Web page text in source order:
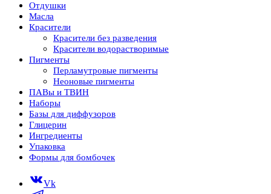
Отдушки
Масла
Красители
Красители без разведения
Красители водорастворимые
Пигменты
Перламутровые пигменты
Неоновые пигменты
ПАВы и ТВИН
Наборы
Базы для диффузоров
Глицерин
Ингредиенты
Упаковка
Формы для бомбочек
Vk